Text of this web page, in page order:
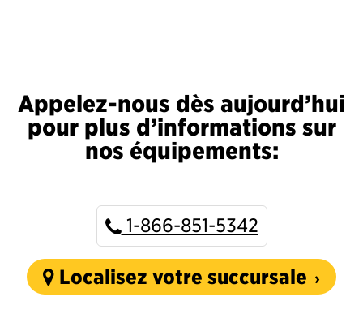
Appelez-nous dès aujourd’hui
pour plus d’informations sur
nos équipements:
1-866-851-5342
Localisez votre succursale